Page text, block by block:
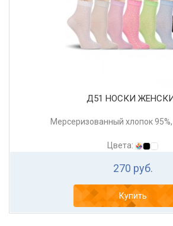
Д51 НОСКИ
Мерсеризованный хлопок
Цвета:
270 руб.
Купить